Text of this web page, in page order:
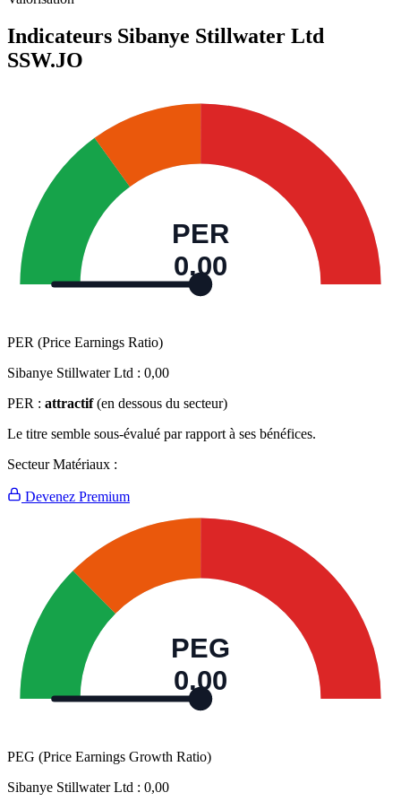
Indicateurs Sibanye Stillwater Ltd
SSW.JO
PER
0,00
PER (Price Earnings Ratio)
Sibanye Stillwater Ltd : 0,00
PER : attractif (en dessous du secteur)
Le titre semble sous-évalué par rapport à ses bénéfices.
Secteur Matériaux :
Devenez Premium
PEG
0,00
PEG (Price Earnings Growth Ratio)
Sibanye Stillwater Ltd : 0,00